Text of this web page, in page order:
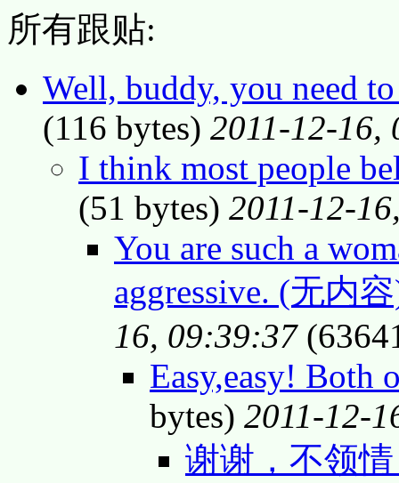
所有跟贴:
Well, buddy, you need
(116 bytes) 2011-12-16,
I think most people
(51 bytes) 2011-12-
You are such a
aggressive. (无内
16, 09:39:37
Easy,easy! Both
bytes) 2011-12-
谢谢，不领